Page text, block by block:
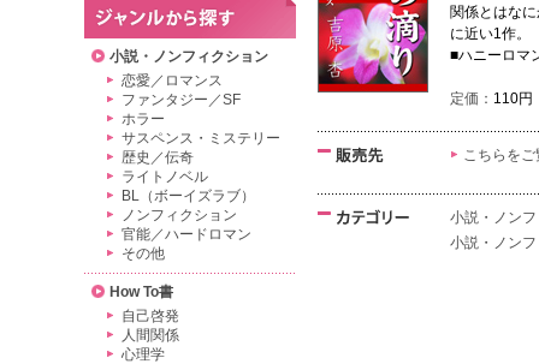
関係とはな
に近い1作。
■ハニーロマ
定価： 110円
こちらを
小説・ノン
小説・ノン
小説・ノンフィクション
恋愛／ロマンス
ファンタジー／SF
ホラー
サスペンス・ミステリー
歴史／伝奇
ライトノベル
BL（ボーイズラブ）
ノンフィクション
官能／ハードロマン
その他
How To書
自己啓発
人間関係
心理学